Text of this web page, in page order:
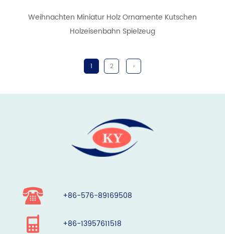
Weihnachten Miniatur Holz Ornamente Kutschen
Holzeisenbahn Spielzeug
1 2 ›
+86-576-89169508
+86-13957611518